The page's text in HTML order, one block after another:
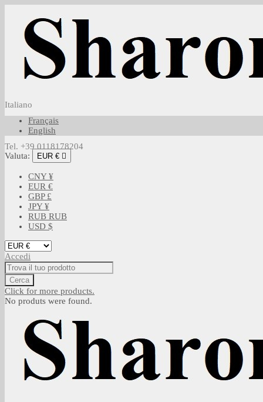
Italiano
Français
English
Tel. +39 0118178204
Valuta:
EUR € 
CNY ¥
EUR €
GBP £
JPY ¥
RUB RUB
USD $
Accedi
Cerca
Click for more products.
No produts were found.